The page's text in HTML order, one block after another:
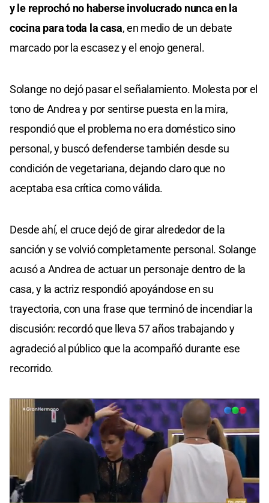
y le reprochó no haberse involucrado nunca en la
cocina para toda la casa, en medio de un debate
marcado por la escasez y el enojo general.
Solange no dejó pasar el señalamiento. Molesta por el
tono de Andrea y por sentirse puesta en la mira,
respondió que el problema no era doméstico sino
personal, y buscó defenderse también desde su
condición de vegetariana, dejando claro que no
aceptaba esa crítica como válida.
Desde ahí, el cruce dejó de girar alrededor de la
sanción y se volvió completamente personal. Solange
acusó a Andrea de actuar un personaje dentro de la
casa, y la actriz respondió apoyándose en su
trayectoria, con una frase que terminó de incendiar la
discusión: recordó que lleva 57 años trabajando y
agradeció al público que la acompañó durante ese
recorrido.